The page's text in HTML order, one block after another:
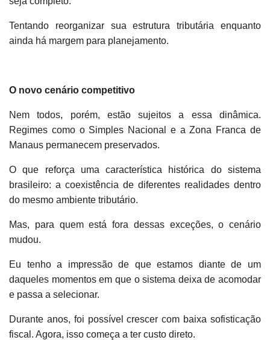
Tentando reorganizar sua estrutura tributária enquanto
ainda há margem para planejamento.
O novo cenário competitivo
Nem todos, porém, estão sujeitos a essa dinâmica.
Regimes como o Simples Nacional e a Zona Franca de
Manaus permanecem preservados.
O que reforça uma característica histórica do sistema
brasileiro: a coexistência de diferentes realidades dentro
do mesmo ambiente tributário.
Mas, para quem está fora dessas exceções, o cenário
mudou.
Eu tenho a impressão de que estamos diante de um
daqueles momentos em que o sistema deixa de acomodar
e passa a selecionar.
Durante anos, foi possível crescer com baixa sofisticação
fiscal. Agora, isso começa a ter custo direto.